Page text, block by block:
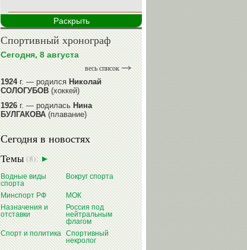
Раскрыть
Спортивный хронограф
Сегодня, 8 августа
весь список
1924г. — родилсяНиколай
СОЛОГУБОВ(хоккей)
1926г. — родиласьНина
БУЛГАКОВА(плавание)
1941г. — родиласьРавиля
ПРОКОПЕНКО (САЛИМОВА)
(баскетбол)
1964г. — родилсяНиколай
ЖУРАВСКИЙ(гребля на байдарках
и каноэ)
1964г. — родилсяЮрий ХМЫЛЕВ
(хоккей)
читать далее
Сегодня в новостях
Темы(8):
Водные виды
спорта
Вокруг спорта
Минспорт РФ
МОК
Назначения и
отставки
Россия под
нейтральным
флагом
Спорт и политика Спортивный
некролог